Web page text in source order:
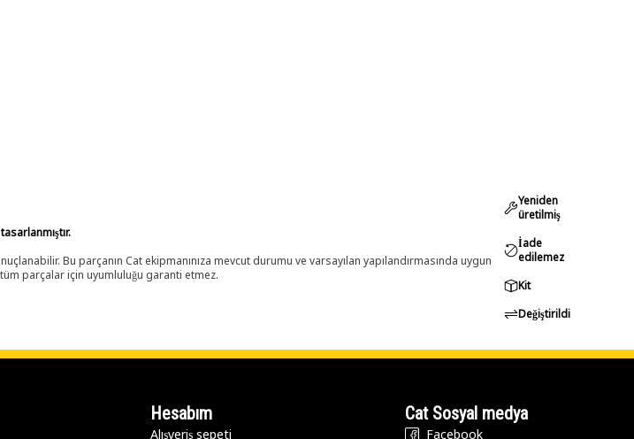
Bu parçanın Cat ekipmanınıza mevcut durumu ve varsayılan yapılandırmasında uygun
parçalar için uyumluluğu garanti etmez.
Yeniden
üretilmiş
İade
edilemez
Kit
Değiştirildi
Hesabım
Alışveriş sepeti
Cat Sosyal medya
Facebook